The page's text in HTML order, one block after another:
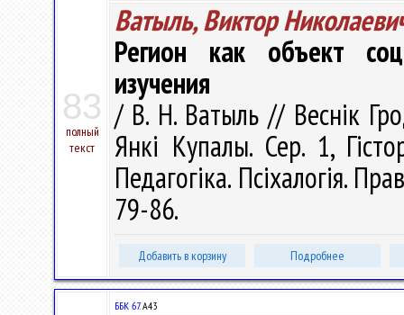
83
полный
текст
Ватыль, Виктор
Регион как объект
изучения
/ В. Н. Ватыль // Веснік
Янкі Купалы. Сер. 1,
Педагогіка. Псіхалогія.
79-86.
Добавить в корзину Подробнее
ББК 67.А43